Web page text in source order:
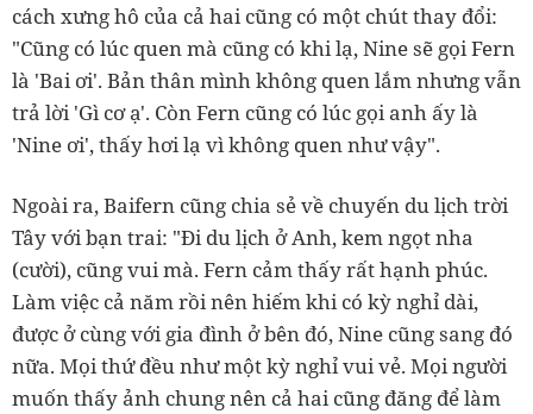
cách xưng hô của cả hai cũng có một chút thay đổi:
"Cũng có lúc quen mà cũng có khi lạ, Nine sẽ gọi Fern
là 'Bai ơi'. Bản thân mình không quen lắm nhưng vẫn
trả lời 'Gì cơ ạ'. Còn Fern cũng có lúc gọi anh ấy là
'Nine ơi', thấy hơi lạ vì không quen như vậy".
Ngoài ra, Baifern cũng chia sẻ về chuyến du lịch trời
Tây với bạn trai: "Đi du lịch ở Anh, kem ngọt nha
(cười), cũng vui mà. Fern cảm thấy rất hạnh phúc.
Làm việc cả năm rồi nên hiếm khi có kỳ nghỉ dài,
được ở cùng với gia đình ở bên đó, Nine cũng sang đó
nữa. Mọi thứ đều như một kỳ nghỉ vui vẻ. Mọi người
muốn thấy ảnh chung nên cả hai cũng đăng để làm